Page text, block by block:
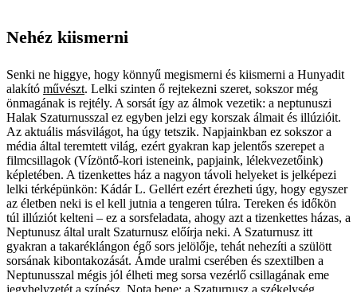
Nehéz kiismerni
Senki ne higgye, hogy könnyű megismerni és kiismerni a Hunyadit
alakító művészt. Lelki szinten ő rejtekezni szeret, sokszor még
önmagának is rejtély. A sorsát így az álmok vezetik: a neptunuszi
Halak Szaturnusszal ez egyben jelzi egy korszak álmait és illúzióit.
Az aktuális másvilágot, ha úgy tetszik. Napjainkban ez sokszor a
média által teremtett világ, ezért gyakran kap jelentős szerepet a
filmcsillagok (Vízöntő-kori isteneink, papjaink, lélekvezetőink)
képletében. A tizenkettes ház a nagyon távoli helyeket is jelképezi
lelki térképünkön: Kádár L. Gellért ezért érezheti úgy, hogy egyszer
az életben neki is el kell jutnia a tengeren túlra. Tereken és időkön
túl illúziót kelteni – ez a sorsfeladata, ahogy azt a tizenkettes házas, a
Neptunusz által uralt Szaturnusz előírja neki. A Szaturnusz itt
gyakran a takaréklángon égő sors jelölője, tehát nehezíti a szülött
sorsának kibontakozását. Ámde uralmi cserében és szextilben a
Neptunusszal mégis jól élheti meg sorsa vezérlő csillagának eme
jegyhelyzetét a színész. Nota bene: a Szaturnusz a székelység